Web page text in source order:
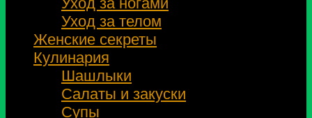
Уход за телом
Женские секреты
Кулинария
Шашлыки
Салаты и закуски
Супы